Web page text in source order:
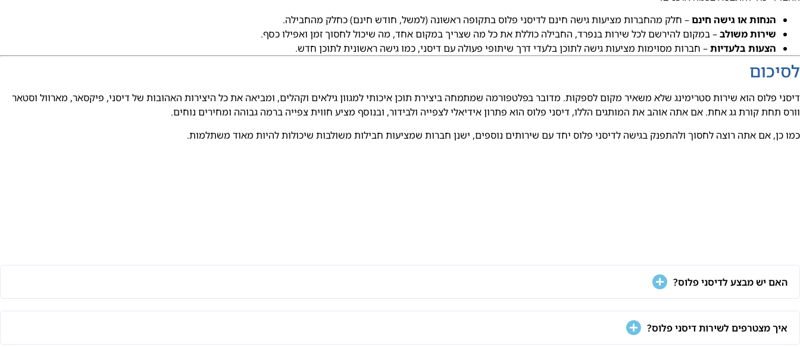
הנחות או גישה חינם– חלק מהחברות מציעות גישה חינם לדיסני פלוס בתקופה ראשונה (למשל, חודש חינם) כחלק מהחבילה.
שירות משולב– במקום להירשם לכל שירות בנפרד, החבילה כוללת את כל מה שצריך במקום אחד, מה שיכול לחסוך זמן ואפילו כסף.
הצעות בלעדיות– חברות מסוימות מציעות גישה לתוכן בלעדי דרך שיתופי פעולה עם דיסני, כמו גישה ראשונית לתוכן חדש.
לסיכום
דיסני פלוס הוא שירות סטרימינג שלא משאיר מקום לספקות. מדובר בפלטפורמה שמתמחה ביצירת תוכן איכותי למגוון גילאים וקהלים, ומביאה את כל היצירות האהובות של דיסני, פיקסאר, מארוול וסטאר
וורס תחת קורת גג אחת. אם אתה אוהב את המותגים הללו, דיסני פלוס הוא פתרון אידיאלי לצפייה ולבידור, ובנוסף מציע חווית צפייה ברמה גבוהה ומחירים נוחים.
כמו כן, אם אתה רוצה לחסוך ולהתפנק בגישה לדיסני פלוס יחד עם שירותים נוספים, ישנן חברות שמציעות חבילות משולבות שיכולות להיות מאוד משתלמות.
האם יש מבצע לדיסני פלוס?
איך מצטרפים לשירות דיסני פלוס?